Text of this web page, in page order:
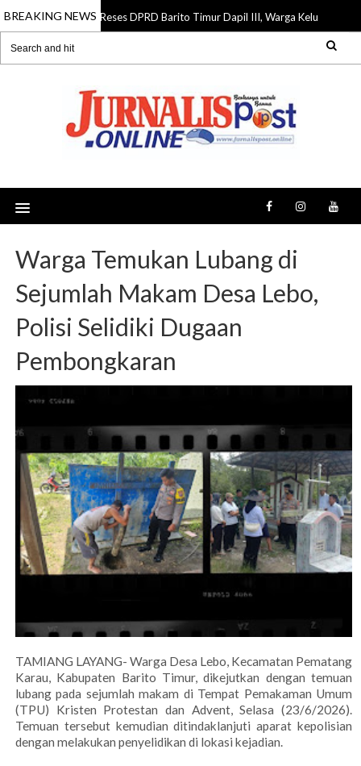
BREAKING NEWS
07 Aug 2026 Reses DPRD Barito Timur Dapil III, Warga Keluhkan
Warga Temukan Lubang di
Sejumlah Makam Desa Lebo,
Polisi Selidiki Dugaan
Pembongkaran
TAMIANG LAYANG- Warga Desa Lebo, Kecamatan Pematang
Karau, Kabupaten Barito Timur, dikejutkan dengan temuan
lubang pada sejumlah makam di Tempat Pemakaman Umum
(TPU) Kristen Protestan dan Advent, Selasa (23/6/2026).
Temuan tersebut kemudian ditindaklanjuti aparat kepolisian
dengan melakukan penyelidikan di lokasi kejadian.